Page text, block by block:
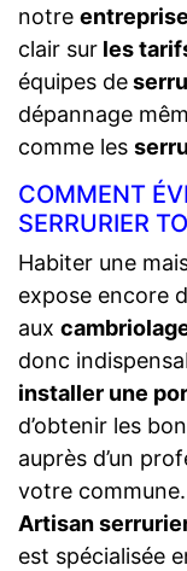
notre entreprise
clair sur les
équipes de
dépannage
comme les
COMMENT
SERRURIER
Habiter une
expose encore
aux
donc
installer une
d’obtenir les
auprès d’un
votre commune.
Artisan
est spécialisée